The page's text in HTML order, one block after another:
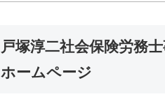
戸塚淳二社会保険労務
ホームページ